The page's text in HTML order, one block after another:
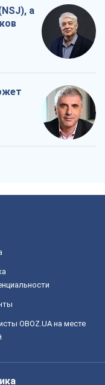
а
OBOZ.UA на месте